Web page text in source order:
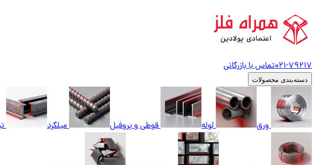
021-79217 تماس با بازرگانی
دسته‌بندی محصولات
ورق لوله قوطی و پروفیل میلگرد